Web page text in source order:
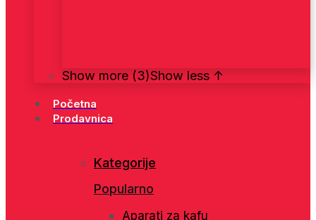
Show more (3)Show less ↑
Početna
Prodavnica
Kategorije
Popularno
Aparati za kafu